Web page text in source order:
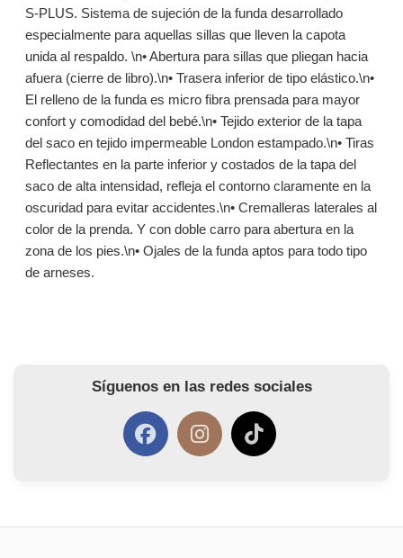
S-PLUS. Sistema de sujeción de la funda desarrollado
especialmente para aquellas sillas que lleven la capota
unida al respaldo. \n• Abertura para sillas que pliegan hacia
afuera (cierre de libro).\n• Trasera inferior de tipo elástico.\n•
El relleno de la funda es micro fibra prensada para mayor
confort y comodidad del bebé.\n• Tejido exterior de la tapa
del saco en tejido impermeable London estampado.\n• Tiras
Reflectantes en la parte inferior y costados de la tapa del
saco de alta intensidad, refleja el contorno claramente en la
oscuridad para evitar accidentes.\n• Cremalleras laterales al
color de la prenda. Y con doble carro para abertura en la
zona de los pies.\n• Ojales de la funda aptos para todo tipo
de arneses.
Síguenos en las redes sociales